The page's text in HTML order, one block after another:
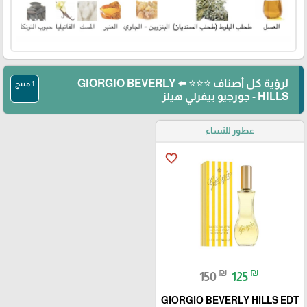
لرؤية كل أصناف ⭐⭐⭐ ⬅️ GIORGIO BEVERLY
HILLS - جورجيو بيفرلي هيلز
1 منتج
عطور للنساء
favorite_border
150₪ 125 ₪
GIORGIO BEVERLY HILLS EDT